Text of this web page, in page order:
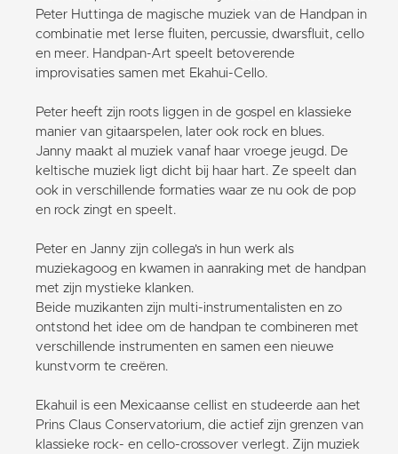
Peter Huttinga de magische muziek van de Handpan in
combinatie met Ierse fluiten, percussie, dwarsfluit, cello
en meer. Handpan-Art speelt betoverende
improvisaties samen met Ekahui-Cello.
Peter heeft zijn roots liggen in de gospel en klassieke
manier van gitaarspelen, later ook rock en blues.
Janny maakt al muziek vanaf haar vroege jeugd. De
keltische muziek ligt dicht bij haar hart. Ze speelt dan
ook in verschillende formaties waar ze nu ook de pop
en rock zingt en speelt.
Peter en Janny zijn collega's in hun werk als
muziekagoog en kwamen in aanraking met de handpan
met zijn mystieke klanken.
Beide muzikanten zijn multi-instrumentalisten en zo
ontstond het idee om de handpan te combineren met
verschillende instrumenten en samen een nieuwe
kunstvorm te creëren.
Ekahuil is een Mexicaanse cellist en studeerde aan het
Prins Claus Conservatorium, die actief zijn grenzen van
klassieke rock- en cello-crossover verlegt. Zijn muziek